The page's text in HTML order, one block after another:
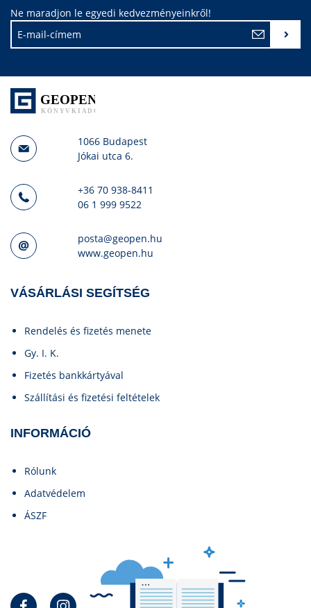
Ne maradjon le egyedi kedvezményeinkről!
1066 Budapest
Jókai utca 6.
+36 70 938-8411
06 1 999 9522
posta@geopen.hu
www.geopen.hu
VÁSÁRLÁSI SEGÍTSÉG
Rendelés és fizetés menete
Gy. I. K.
Fizetés bankkártyával
Szállítási és fizetési feltételek
INFORMÁCIÓ
Rólunk
Adatvédelem
ÁSZF